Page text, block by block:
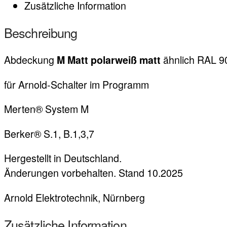
Zusätzliche Information
Beschreibung
Abdeckung M Matt polarweiß matt ähnlich RAL
für Arnold-Schalter im Programm
Merten® System M
Berker® S.1, B.1,3,7
Hergestellt in Deutschland.
Änderungen vorbehalten. Stand 10.2025
Arnold Elektrotechnik, Nürnberg